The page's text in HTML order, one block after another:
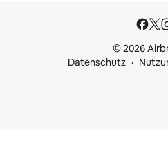
© 2026
Datenschutz